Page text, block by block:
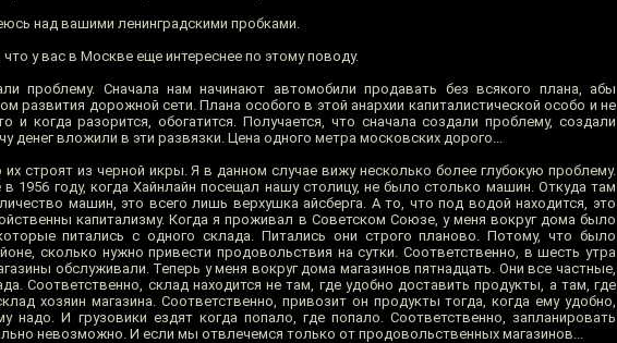
над вашими ленинградскими пробками.
что у вас в Москве еще интереснее по этому поводу.
проблему. Сначала нам начинают автомобили продавать без всякого плана, абы
развития дорожной сети. Плана особого в этой анархии капиталистической особо и не
когда разорится, обогатится. Получается, что сначала создали проблему, создали
денег вложили в эти развязки. Цена одного метра московских дорого...
их строят из черной икры. Я в данном случае вижу несколько более глубокую проблему.
1956 году, когда Хайнлайн посещал нашу столицу, не было столько машин. Откуда там
машин, это всего лишь верхушка айсберга. А то, что под водой находится, это
капитализму. Когда я проживал в Советском Союзе, у меня вокруг дома было
питались с одного склада. Питались они строго планово. Потому, что было
сколько нужно привести продовольствия на сутки. Соответственно, в шесть утра
обслуживали. Теперь у меня вокруг дома магазинов пятнадцать. Они все частные,
Соответственно, склад находится не там, где удобно доставить продукты, а там, где
хозяин магазина. Соответственно, привозит он продукты тогда, когда ему удобно,
надо. И грузовики ездят когда попало, где попало. Соответственно, запланировать
невозможно. И если мы отвлечемся только от продовольственных магазинов...